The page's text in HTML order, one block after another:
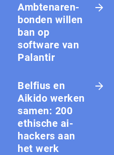
Amb­te­na­ren­
bon­den willen
ban op
software van
Palantir
Belfius en
Aikido werken
samen: 200
ethische ai-
hackers aan
het werk